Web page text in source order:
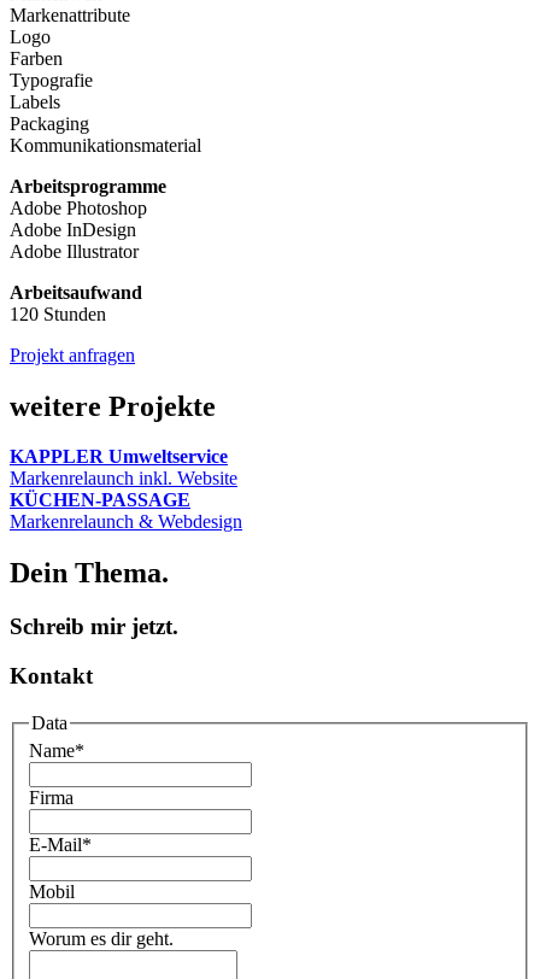
Markenattribute
Logo
Farben
Typografie
Labels
Packaging
Kommunikationsmaterial
Arbeitsprogramme
Adobe Photoshop
Adobe InDesign
Adobe Illustrator
Arbeitsaufwand
120 Stunden
Projekt anfragen
weitere Projekte
KAPPLER Umweltservice
Markenrelaunch inkl. Website
KÜCHEN-PASSAGE
Markenrelaunch & Webdesign
Dein Thema.
Schreib mir jetzt.
Kontakt
Data
Name*
Firma
E-Mail*
Mobil
Worum es dir geht.